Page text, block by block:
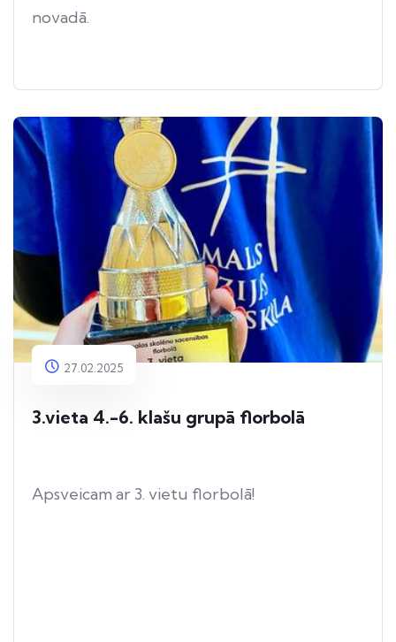
novadā.
27.02.2025
3.vieta 4.-6. klašu grupā florbolā
Apsveicam ar 3. vietu florbolā!